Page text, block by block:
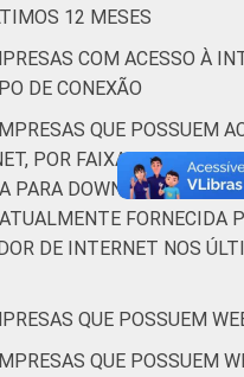
reparação de
veículos
automotores e
motocicletas
Transporte,
armazenagem e
3
Alojamento e
alimentação
12 MESES
COM ACESSO À
DE CONEXÃO
QUE POSSUEM
POR FAIXA DE
PARA DOWNLOAD
FORNECIDA
DE INTERNET NOS
QUE POSSUEM
QUE POSSUEM